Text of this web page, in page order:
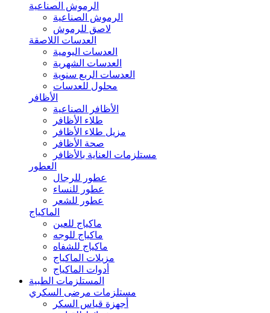
الرموش الصناعية
الرموش الصناعية
لاصق للرموش
العدسات اللاصقة
العدسات اليومية
العدسات الشهرية
العدسات الربع سنوية
محلول للعدسات
الأظافر
الأظافر الصناعية
طلاء الأظافر
مزيل طلاء الأظافر
صحة الأظافر
مستلزمات العناية بالأظافر
العطور
عطور للرجال
عطور للنساء
عطور للشعر
الماكياج
ماكياج للعين
ماكياج للوجه
ماكياج للشفاه
مزيلات الماكياج
أدوات الماكياج
المستلزمات الطبية
مستلزمات مرضى السكري
أجهزة قياس السكر